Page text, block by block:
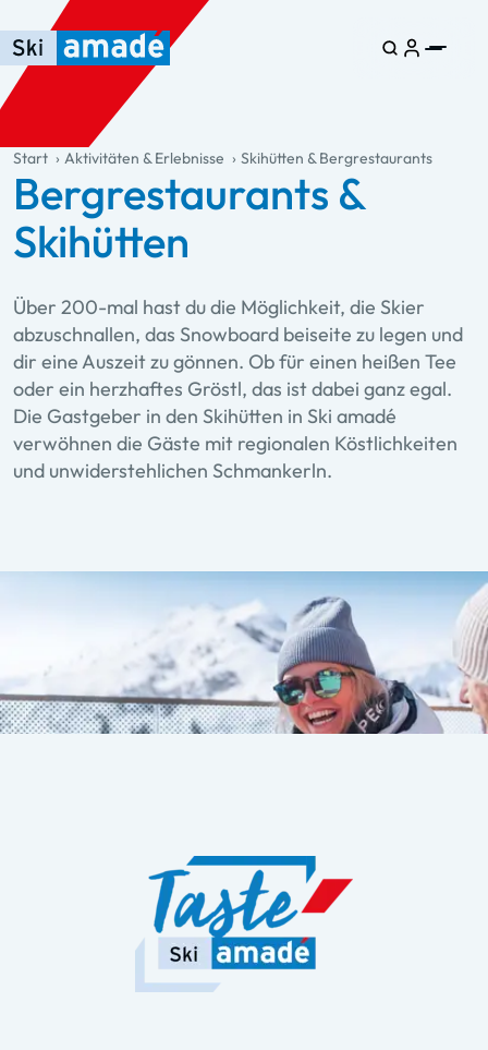
Zum Haupt-Inhalt springen
Springe zur Tabelle
Zur Haupt-Navigation springen
general.table-of-content
Start Aktivitäten & Erlebnisse Skihütten & Bergrestaurants
Bergrestaurants &
Skihütten
Über 200-mal hast du die Möglichkeit, die Skier
abzuschnallen, das Snowboard beiseite zu legen und
dir eine Auszeit zu gönnen. Ob für einen heißen Tee
oder ein herzhaftes Gröstl, das ist dabei ganz egal.
Die Gastgeber in den Skihütten in Ski amadé
verwöhnen die Gäste mit regionalen Köstlichkeiten
und unwiderstehlichen Schmankerln.